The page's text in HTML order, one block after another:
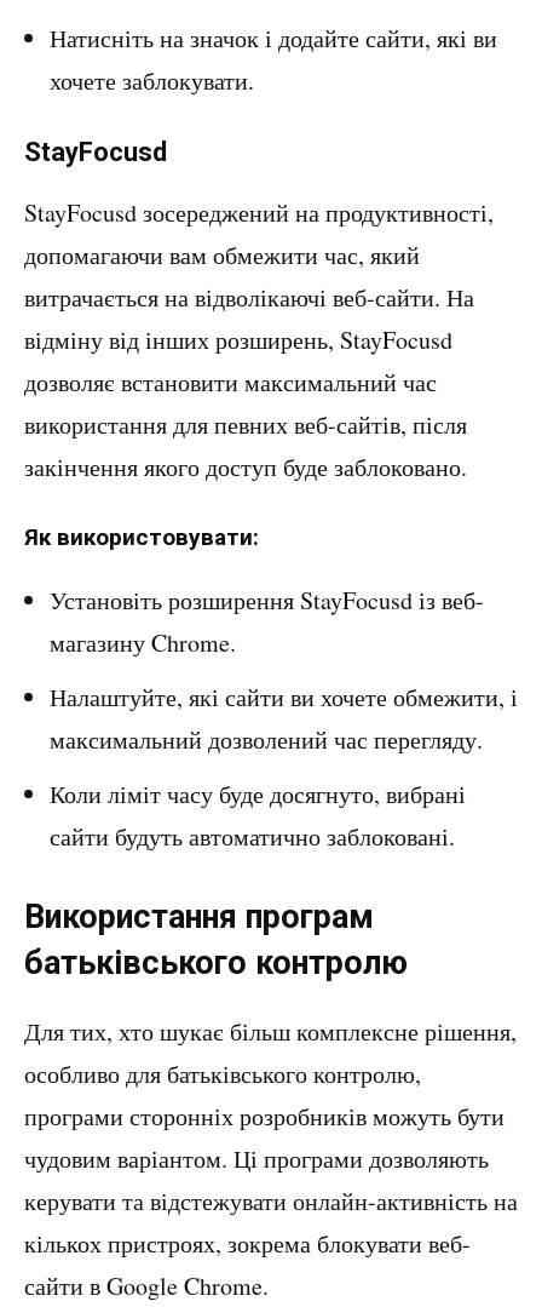
Натисніть на значок і додайте сайти, які ви
хочете заблокувати.
StayFocusd
StayFocusd зосереджений на продуктивності,
допомагаючи вам обмежити час, який
витрачається на відволікаючі веб-сайти. На
відміну від інших розширень, StayFocusd
дозволяє встановити максимальний час
використання для певних веб-сайтів, після
закінчення якого доступ буде заблоковано.
Як використовувати:
Установіть розширення StayFocusd із веб-
магазину Chrome.
Налаштуйте, які сайти ви хочете обмежити, і
максимальний дозволений час перегляду.
Коли ліміт часу буде досягнуто, вибрані
сайти будуть автоматично заблоковані.
Використання програм
батьківського контролю
Для тих, хто шукає більш комплексне рішення,
особливо для батьківського контролю,
програми сторонніх розробників можуть бути
чудовим варіантом. Ці програми дозволяють
керувати та відстежувати онлайн-активність на
кількох пристроях, зокрема блокувати веб-
сайти в Google Chrome.